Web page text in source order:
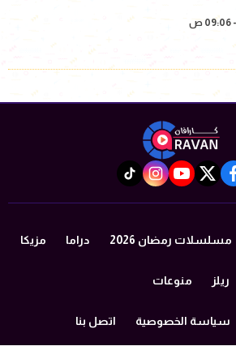
facebook
twitter
youtube
instagram
tiktok
مسلسلات رمضان 2026 دراما مزيكا
ريلز منوعات
سياسة الخصوصية اتصل بنا